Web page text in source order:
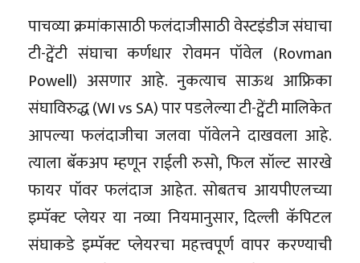
पाचव्या क्रमांकासाठी फलंदाजीसाठी वेस्टइंडीज संघाचा
टी-ट्वेंटी संघाचा कर्णधार रोवमन पॉवेल (Rovman
Powell) असणार आहे. नुकत्याच साऊथ आफ्रिका
संघाविरुद्ध (WI vs SA) पार पडलेल्या टी-ट्वेंटी मालिकेत
आपल्या फलंदाजीचा जलवा पॉवेलने दाखवला आहे.
त्याला बॅकअप म्हणून राईली रुसो, फिल सॉल्ट सारखे
फायर पॉवर फलंदाज आहेत. सोबतच आयपीएलच्या
इम्पॅक्ट प्लेयर या नव्या नियमानुसार, दिल्ली कॅपिटल
संघाकडे इम्पॅक्ट प्लेयरचा महत्त्वपूर्ण वापर करण्याची